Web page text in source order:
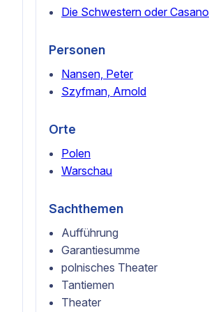
Die Schwestern oder
Personen
Nansen, Peter
Szyfman, Arnold
Orte
Polen
Warschau
Sachthemen
Aufführung
Garantiesumme
polnisches Theater
Tantiemen
Theater